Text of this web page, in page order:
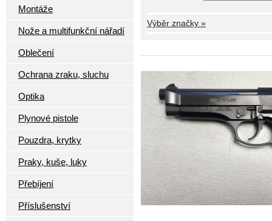
Montáže
Nože a multifunkční nářadí
Oblečení
Ochrana zraku, sluchu
Optika
Plynové pistole
Pouzdra, krytky
Praky, kuše, luky
Přebíjení
Příslušenství
Výběr značky »